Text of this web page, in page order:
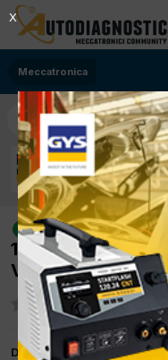
Meccatronica
risolto
[Alfa
192A5000 103Kw
VDC
Da delta
X